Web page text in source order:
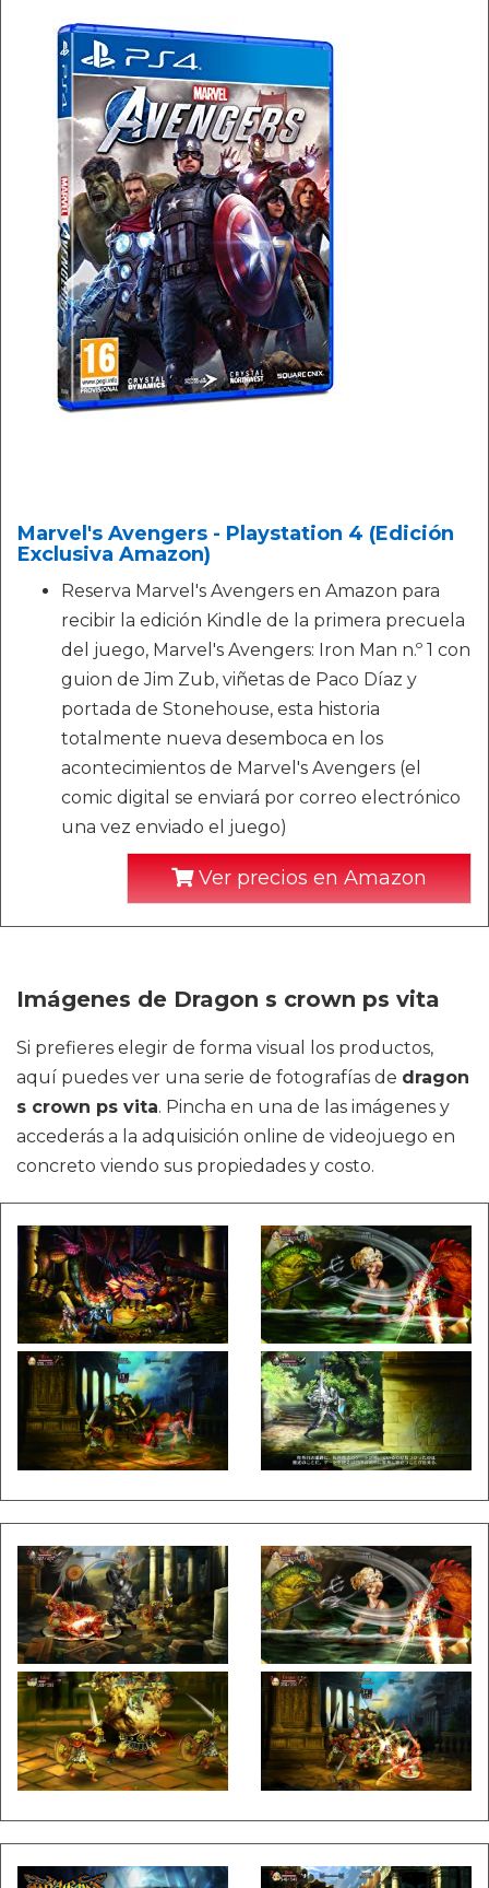
Marvel's Avengers - Playstation 4 (Edición
Exclusiva Amazon)
Reserva Marvel's Avengers en Amazon para
recibir la edición Kindle de la primera precuela
del juego, Marvel's Avengers: Iron Man n.º 1 con
guion de Jim Zub, viñetas de Paco Díaz y
portada de Stonehouse, esta historia
totalmente nueva desemboca en los
acontecimientos de Marvel's Avengers (el
comic digital se enviará por correo electrónico
una vez enviado el juego)
Ver precios en Amazon
Imágenes de Dragon s crown ps vita
Si prefieres elegir de forma visual los productos,
aquí puedes ver una serie de fotografías de dragon
s crown ps vita. Pincha en una de las imágenes y
accederás a la adquisición online de videojuego en
concreto viendo sus propiedades y costo.